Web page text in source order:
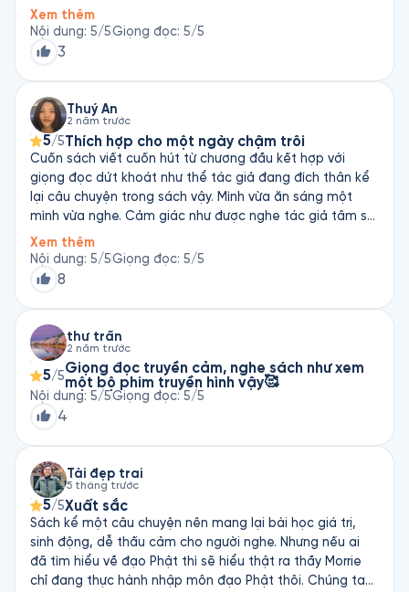
tiếp cận được cuốn sách này, cảm ơn Fonos và người
đọc, bài hát ở đoạn cuối rất hay khiến mình phải nghe
thật kĩ để tìm 😆
Xem thêm
Nội dung: 5/5Giọng đọc: 5/5
3
Thuý An
2 năm trước
5/5Thích hợp cho một ngày chậm trôi
Cuốn sách viết cuốn hút từ chương đầu kết hợp với
giọng đọc dứt khoát như thể tác giả đang đích thân kể
lại câu chuyện trong sách vậy. Mình vừa ăn sáng một
mình vừa nghe. Cảm giác như được nghe tác giả tâm sự
về cuộc đời ông và về người thầy mà ông yêu quý.
Xem thêm
Nội dung: 5/5Giọng đọc: 5/5
8
thư trần
2 năm trước
5/5Giọng đọc truyền cảm, nghe sách như xem
một bộ phim truyền hình vậy🥰
Nội dung: 5/5Giọng đọc: 5/5
4
Tài đẹp trai
5 tháng trước
5/5Xuất sắc
Sách kể một câu chuyện nên mang lại bài học giá trị,
sinh động, dễ thấu cảm cho người nghe. Nhưng nếu ai
đã tìm hiểu về đạo Phật thì sẽ hiểu thật ra thầy Morrie
chỉ đang thực hành nhập môn đạo Phật thôi. Chúng ta